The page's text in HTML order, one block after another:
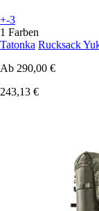
+-3
1 Farben
Tatonka Rucksack
Ab 290,00 €
243,13 €